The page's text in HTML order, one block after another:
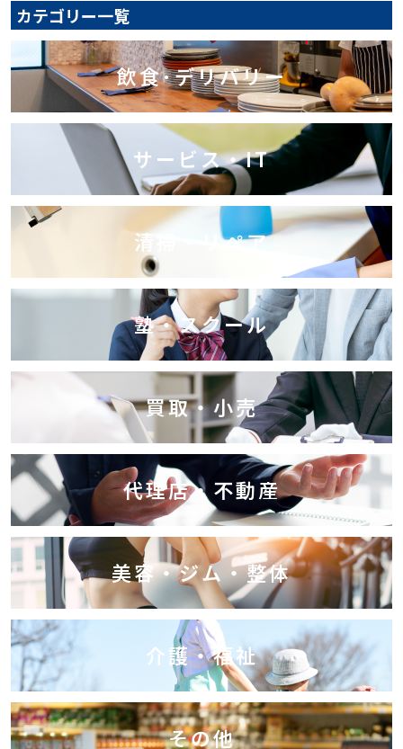
カテゴリー一覧
飲食･デリバリー
サービス・IT
清掃・リペア
塾・スクール
買取・小売
代理店・不動産
美容・ジム・整体
介護・福祉
その他